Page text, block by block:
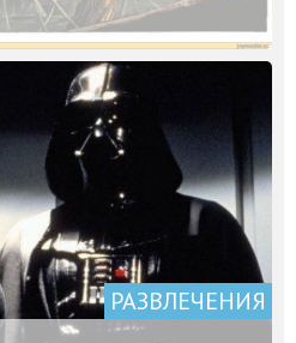
РАЗВЛЕЧЕНИЯ